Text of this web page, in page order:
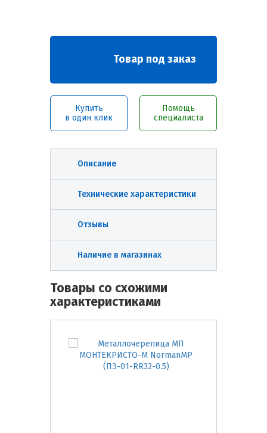
Товар под заказ
Купить
в один клик
Помощь
специалиста
Описание
Технические характеристики
Отзывы
Наличие в магазинах
Товары со схожими
характеристиками